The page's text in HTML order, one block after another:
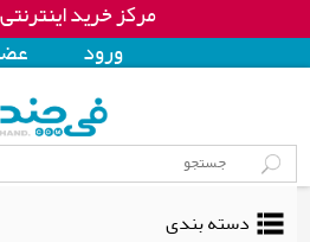
در فی چند قیمت بگیر،
ورود
دسته بندی